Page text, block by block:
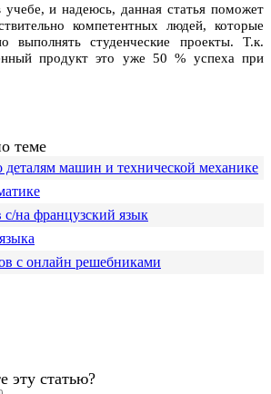
и надеюсь, данная статья поможет
компетентных людей, которые
выполнять студенческие проекты. Т.к.
продукт это уже 50 % успеха при
теме
машин и технической механике
на французский язык
с онлайн решебниками
эту статью?